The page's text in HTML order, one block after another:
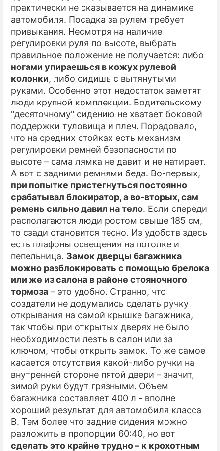
практически не сказывается на динамике
автомобиля. Посадка за рулем требует
привыкания. Несмотря на наличие
регулировки руля по высоте, выбрать
правильное положение не получается: либо
ногами упираешься в кожух рулевой
колонки, либо сидишь с вытянутыми
руками. Особенно этот недостаток заметят
люди крупной комплекции. Водительскому
"десяточному" сидению не хватает боковой
поддержки туловища и плеч. Порадовало,
что на средних стойках есть механизм
регулировки ремней безопасности по
высоте – сама лямка не давит и не натирает.
А вот с задними ремнями беда. Во-первых,
при попытке пристегнуться постоянно
срабатывал блокиратор, а во-вторых, сам
ремень сильно давил на тело. Если спереди
располагаются люди ростом свыше 185 см,
то сзади становится тесно. Из удобств здесь
есть плафоны освещения на потолке и
пепельница. Замок дверцы багажника
можно разблокировать с помощью брелока
или же из салона в районе стояночного
тормоза – это удобно. Странно, что
создатели не додумались сделать ручку
открывания на самой крышке багажника,
так чтобы при открытых дверях не было
необходимости лезть в салон или за
ключом, чтобы открыть замок. То же самое
касается отсутствия какой-либо ручки на
внутренней стороне пятой двери – значит,
зимой руки будут грязными. Объем
багажника составляет 400 л - вполне
хороший результат для автомобиля класса
B. Тем более что задние сидения можно
разложить в пропорции 60:40, но вот
сделать это крайне трудно – к крохотным